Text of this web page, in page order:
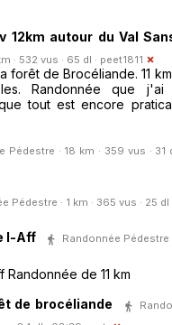
12km autour du Val
· 532 vus · 65 dl · peet1811
forêt de Brocéliande. 11
Randonnée que
tout est encore
Pédestre · 18 km · 359 vus · 31
Pédestre · 1 km · 365 vus · 25 dl
l-Aff
Randonnée Pédestre
de 11 km
de brocéliande